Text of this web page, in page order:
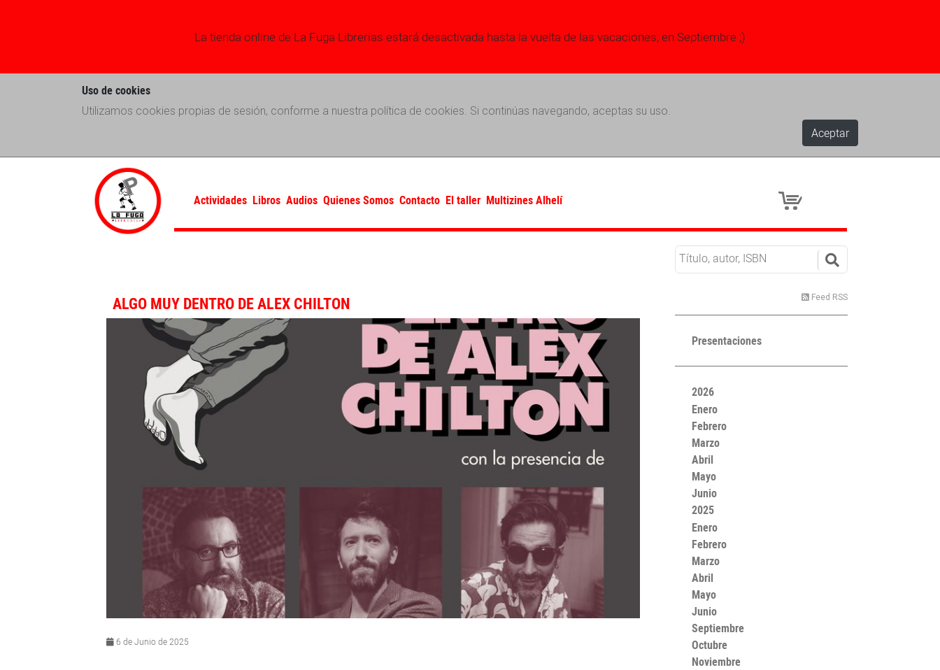
La tienda online de La Fuga Librerias estará desactivada hasta la vuelta de las vacaciones, en Septiembre ;)
Uso de cookies
Utilizamos cookies propias de sesión, conforme a nuestra política de cookies. Si continúas navegando, aceptas su uso.
Aceptar
Actividades Libros Audios Quienes Somos Contacto El taller Multizines Alhelí
ALGO MUY DENTRO DE ALEX CHILTON
6 de Junio de 2025
Feed RSS
Presentaciones
2026
Enero
Febrero
Marzo
Abril
Mayo
Junio
2025
Enero
Febrero
Marzo
Abril
Mayo
Junio
Septiembre
Octubre
Noviembre